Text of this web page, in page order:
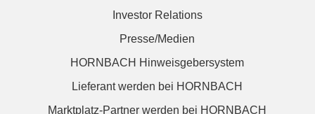
Investor Relations
Presse/Medien
HORNBACH Hinweisgebersystem
Lieferant werden bei HORNBACH
Marktplatz-Partner werden bei HORNBACH